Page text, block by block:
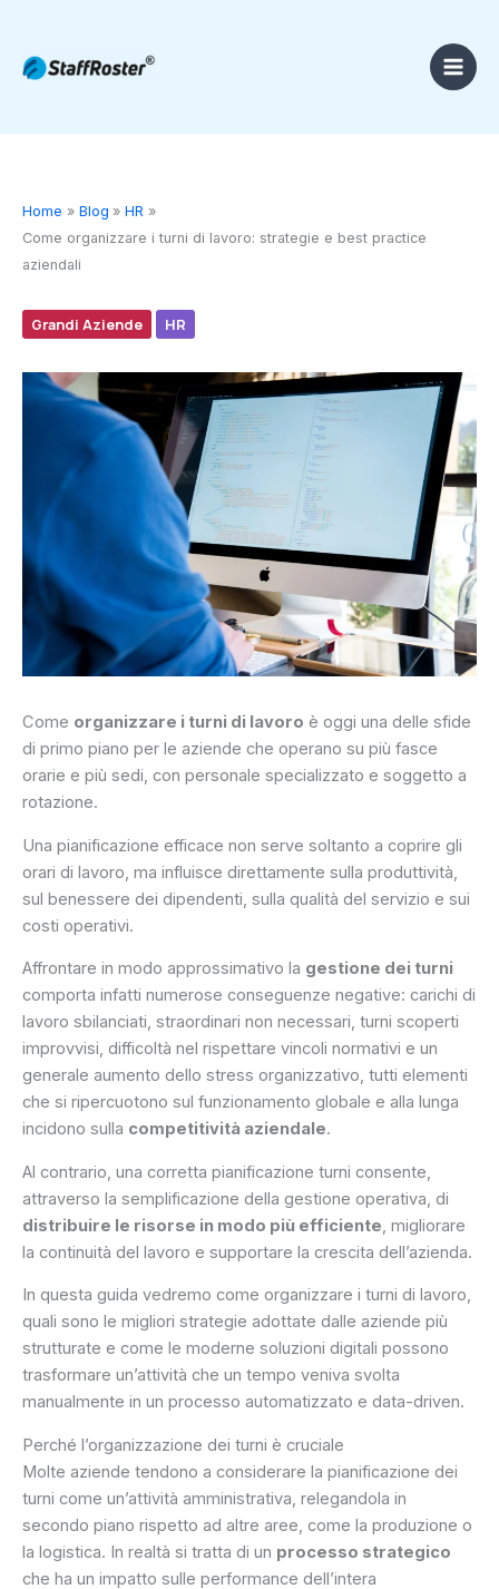
contenuto
Home Blog
HR
Come organizzare i turni di lavoro: strategie e best practice
aziendali
Grandi Aziende HR
Come organizzare i turni di lavoro è oggi una delle sfide
di primo piano per le aziende che operano su più fasce
orarie e più sedi, con personale specializzato e soggetto a
rotazione.
Una pianificazione efficace non serve soltanto a coprire gli
orari di lavoro, ma influisce direttamente sulla produttività,
sul benessere dei dipendenti, sulla qualità del servizio e sui
costi operativi.
Affrontare in modo approssimativo la gestione dei turni
comporta infatti numerose conseguenze negative: carichi di
lavoro sbilanciati, straordinari non necessari, turni scoperti
improvvisi, difficoltà nel rispettare vincoli normativi e un
generale aumento dello stress organizzativo, tutti elementi
che si ripercuotono sul funzionamento globale e alla lunga
incidono sulla competitività aziendale.
Al contrario, una corretta pianificazione turni consente,
attraverso la semplificazione della gestione operativa, di
distribuire le risorse in modo più efficiente, migliorare
la continuità del lavoro e supportare la crescita dell’azienda.
In questa guida vedremo come organizzare i turni di lavoro,
quali sono le migliori strategie adottate dalle aziende più
strutturate e come le moderne soluzioni digitali possono
trasformare un’attività che un tempo veniva svolta
manualmente in un processo automatizzato e data-driven.
Perché l’organizzazione dei turni è cruciale
Molte aziende tendono a considerare la pianificazione dei
turni come un’attività amministrativa, relegandola in
secondo piano rispetto ad altre aree, come la produzione o
la logistica. In realtà si tratta di un processo strategico
che ha un impatto sulle performance dell’intera